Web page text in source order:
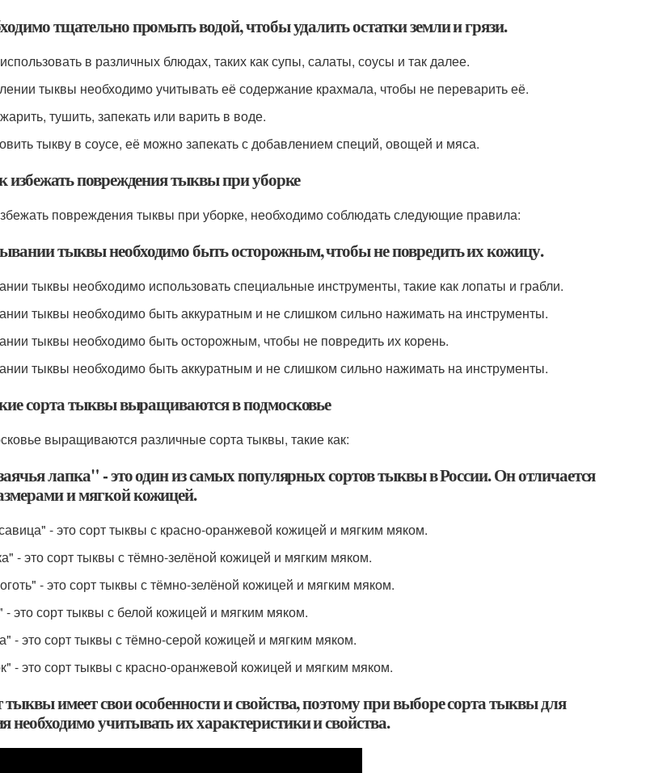
тщательно промыть водой, чтобы удалить остатки земли и грязи.
в различных блюдах, таких как супы, салаты, соусы и так далее.
тыквы необходимо учитывать её содержание крахмала, чтобы не переварить её.
тушить, запекать или варить в воде.
тыкву в соусе, её можно запекать с добавлением специй, овощей и мяса.
избежать повреждения тыквы при уборке
повреждения тыквы при уборке, необходимо соблюдать следующие правила:
тыквы необходимо быть осторожным, чтобы не повредить их кожицу.
тыквы необходимо использовать специальные инструменты, такие как лопаты и грабли.
тыквы необходимо быть аккуратным и не слишком сильно нажимать на инструменты.
тыквы необходимо быть осторожным, чтобы не повредить их корень.
тыквы необходимо быть аккуратным и не слишком сильно нажимать на инструменты.
сорта тыквы выращиваются в подмосковье
выращиваются различные сорта тыквы, такие как:
лапка" - это один из самых популярных сортов тыквы в России. Он отличается
и мягкой кожицей.
- это сорт тыквы с красно-оранжевой кожицей и мягким мяком.
- это сорт тыквы с тёмно-зелёной кожицей и мягким мяком.
- это сорт тыквы с тёмно-зелёной кожицей и мягким мяком.
это сорт тыквы с белой кожицей и мягким мяком.
- это сорт тыквы с тёмно-серой кожицей и мягким мяком.
- это сорт тыквы с красно-оранжевой кожицей и мягким мяком.
имеет свои особенности и свойства, поэтому при выборе сорта тыквы для
учитывать их характеристики и свойства.